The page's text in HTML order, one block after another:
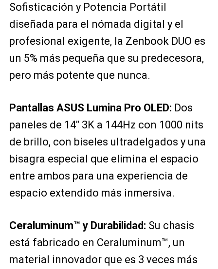
Sofisticación y Potencia Portátil
diseñada para el nómada digital y el
profesional exigente, la Zenbook DUO es
un 5% más pequeña que su predecesora,
pero más potente que nunca.
Pantallas ASUS Lumina Pro OLED: Dos
paneles de 14″ 3K a 144Hz con 1000 nits
de brillo, con biseles ultradelgados y una
bisagra especial que elimina el espacio
entre ambos para una experiencia de
espacio extendido más inmersiva.
Ceraluminum™ y Durabilidad: Su chasis
está fabricado en Ceraluminum™, un
material innovador que es 3 veces más